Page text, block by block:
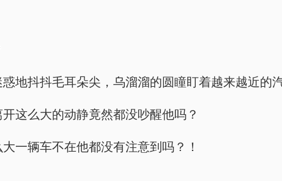
地抖抖毛耳朵尖，乌溜溜的圆瞳盯着越来越近的
这么大的动静竟然都没吵醒他吗？
一辆车不在他都没有注意到吗？！